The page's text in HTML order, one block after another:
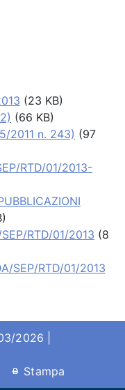
(23 KB)
(66 KB)
2011 n. 243) (97
RTD/01/2013-
RTD/01/2013 (8
SEP/RTD/01/2013
2026 |
Stampa